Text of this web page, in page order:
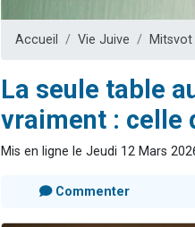
Accueil Vie Juive Mitsvot
La seule table
vraiment : celle
Mis en ligne le Jeudi 12 Mars
Commenter